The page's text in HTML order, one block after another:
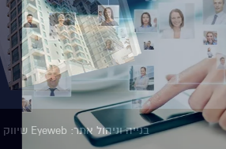
בנייה וניהול אתר: Eyeweb שיווק באינטרנט .